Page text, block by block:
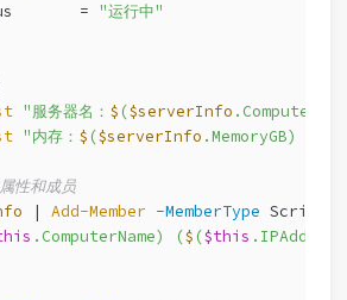
=
"运行中"
"服务器名： $ ($serverInfo
"内存： $ ($serverInfo .MemoryGB) GB"
性和成员
| Add-Member -MemberType
.ComputerName) ($ ($this